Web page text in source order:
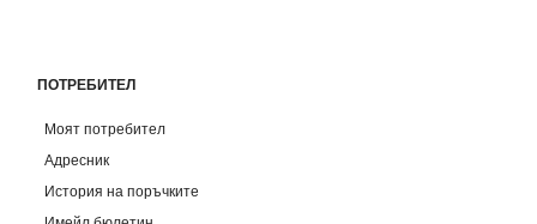
ПОТРЕБИТЕЛ
Моят потребител
Адресник
История на поръчките